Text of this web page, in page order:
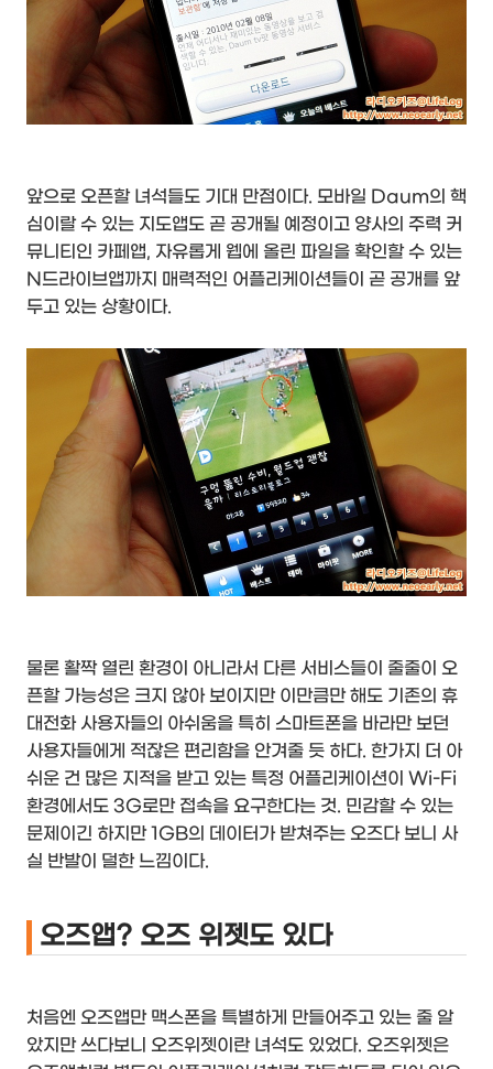
앞으로 오픈할 녀석들도 기대 만점이다. 모바일 Daum의 핵
심이랄 수 있는 지도앱도 곧 공개될 예정이고 양사의 주력 커
뮤니티인 카페앱, 자유롭게 웹에 올린 파일을 확인할 수 있는
N드라이브앱까지 매력적인 어플리케이션들이 곧 공개를 앞
두고 있는 상황이다.
물론 활짝 열린 환경이 아니라서 다른 서비스들이 줄줄이 오
픈할 가능성은 크지 않아 보이지만 이만큼만 해도 기존의 휴
대전화 사용자들의 아쉬움을 특히 스마트폰을 바라만 보던
사용자들에게 적잖은 편리함을 안겨줄 듯 하다. 한가지 더 아
쉬운 건 많은 지적을 받고 있는 특정 어플리케이션이 Wi-Fi
환경에서도 3G로만 접속을 요구한다는 것. 민감할 수 있는
문제이긴 하지만 1GB의 데이터가 받쳐주는 오즈다 보니 사
실 반발이 덜한 느낌이다.
오즈앱? 오즈 위젯도 있다
처음엔 오즈앱만 맥스폰을 특별하게 만들어주고 있는 줄 알
았지만 쓰다보니 오즈위젯이란 녀석도 있었다. 오즈위젯은